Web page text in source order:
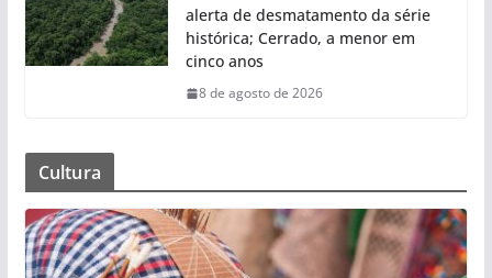
alerta de desmatamento da série
histórica; Cerrado, a menor em
cinco anos
8 de agosto de 2026
Cultura